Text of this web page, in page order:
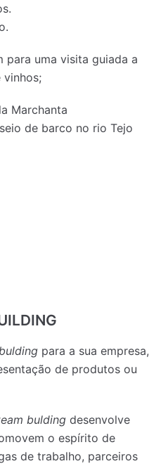
para uma visita guiada a
vinhos;
Marchanta
de barco no rio Tejo
para a sua empresa,
de produtos ou
bulding desenvolve
o espírito de
de trabalho, parceiros